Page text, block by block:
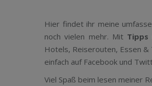
Hier findet ihr meine
noch vielen mehr. Mit Tipps
Hotels, Reiserouten, Essen
einfach auf Facebook und
Viel Spaß beim lesen meiner